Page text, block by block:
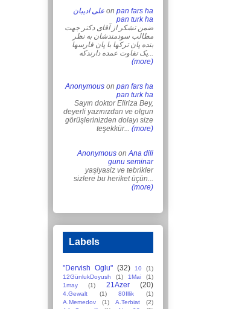
علی ادیبان on pan fars ha
pan turk ha
ضمن تشکر از آقای دکتر جهت
مطالب سودمندشان به نظر
بنده پان ترکها با پان فارسها
یک تفاوت عمده دارندکه...
(more)
Anonymous on pan fars ha
pan turk ha
Sayın doktor Eliriza Bey,
deyerli yazınızdan ve olgun
görüşlerinizden dolayı size
teşekkür... (more)
Anonymous onAna dili
gunu seminar
yaşiyasiz ve tebrikler
sizlere bu heriket üçün...
(more)
Labels
"Dervish Oglu" (32) 10
(1)
12GünlukDoyush
(1) 1Mai
(1)
1may
(1) 21Azer (20)
4.Gewalt (1) 80Illik
(1)
A.Memedov
(1) A.Terbiat
(2)